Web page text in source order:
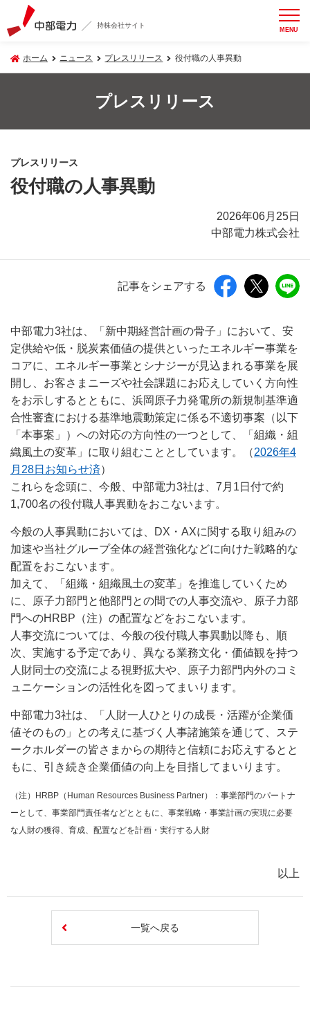
持株会社サイト MENU
ホーム ニュース プレスリリース 役付職の人事異動
プレスリリース
プレスリリース
役付職の人事異動
2026年06月25日
中部電力株式会社
記事をシェアする
中部電力3社は、「新中期経営計画の骨子」において、安
定供給や低・脱炭素価値の提供といったエネルギー事業を
コアに、エネルギー事業とシナジーが見込まれる事業を展
開し、お客さまニーズや社会課題にお応えしていく方向性
をお示しするとともに、浜岡原子力発電所の新規制基準適
合性審査における基準地震動策定に係る不適切事案（以下
「本事案」）への対応の方向性の一つとして、「組織・組
織風土の変革」に取り組むこととしています。（2026年4
月28日お知らせ済）
これらを念頭に、今般、中部電力3社は、7月1日付で約
1,700名の役付職人事異動をおこないます。
今般の人事異動においては、DX・AXに関する取り組みの
加速や当社グループ全体の経営強化などに向けた戦略的な
配置をおこないます。
加えて、「組織・組織風土の変革」を推進していくため
に、原子力部門と他部門との間での人事交流や、原子力部
門へのHRBP（注）の配置などをおこないます。
人事交流については、今般の役付職人事異動以降も、順
次、実施する予定であり、異なる業務文化・価値観を持つ
人財同士の交流による視野拡大や、原子力部門内外のコミ
ュニケーションの活性化を図ってまいります。
中部電力3社は、「人財一人ひとりの成長・活躍が企業価
値そのもの」との考えに基づく人事諸施策を通じて、ステ
ークホルダーの皆さまからの期待と信頼にお応えするとと
もに、引き続き企業価値の向上を目指してまいります。
（注）HRBP（Human Resources Business Partner）：事業部門のパートナ
ーとして、事業部門責任者などとともに、事業戦略・事業計画の実現に必要
な人財の獲得、育成、配置などを計画・実行する人財
以上
一覧へ戻る